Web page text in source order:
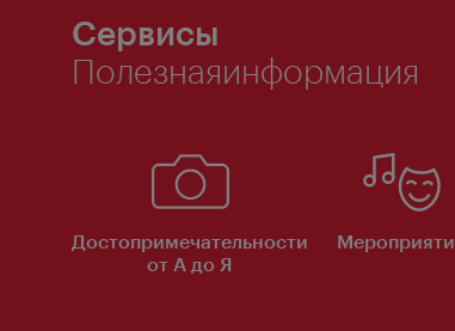
Сервисы
Полезнаяинформация
Достопримечательности
от А до Я